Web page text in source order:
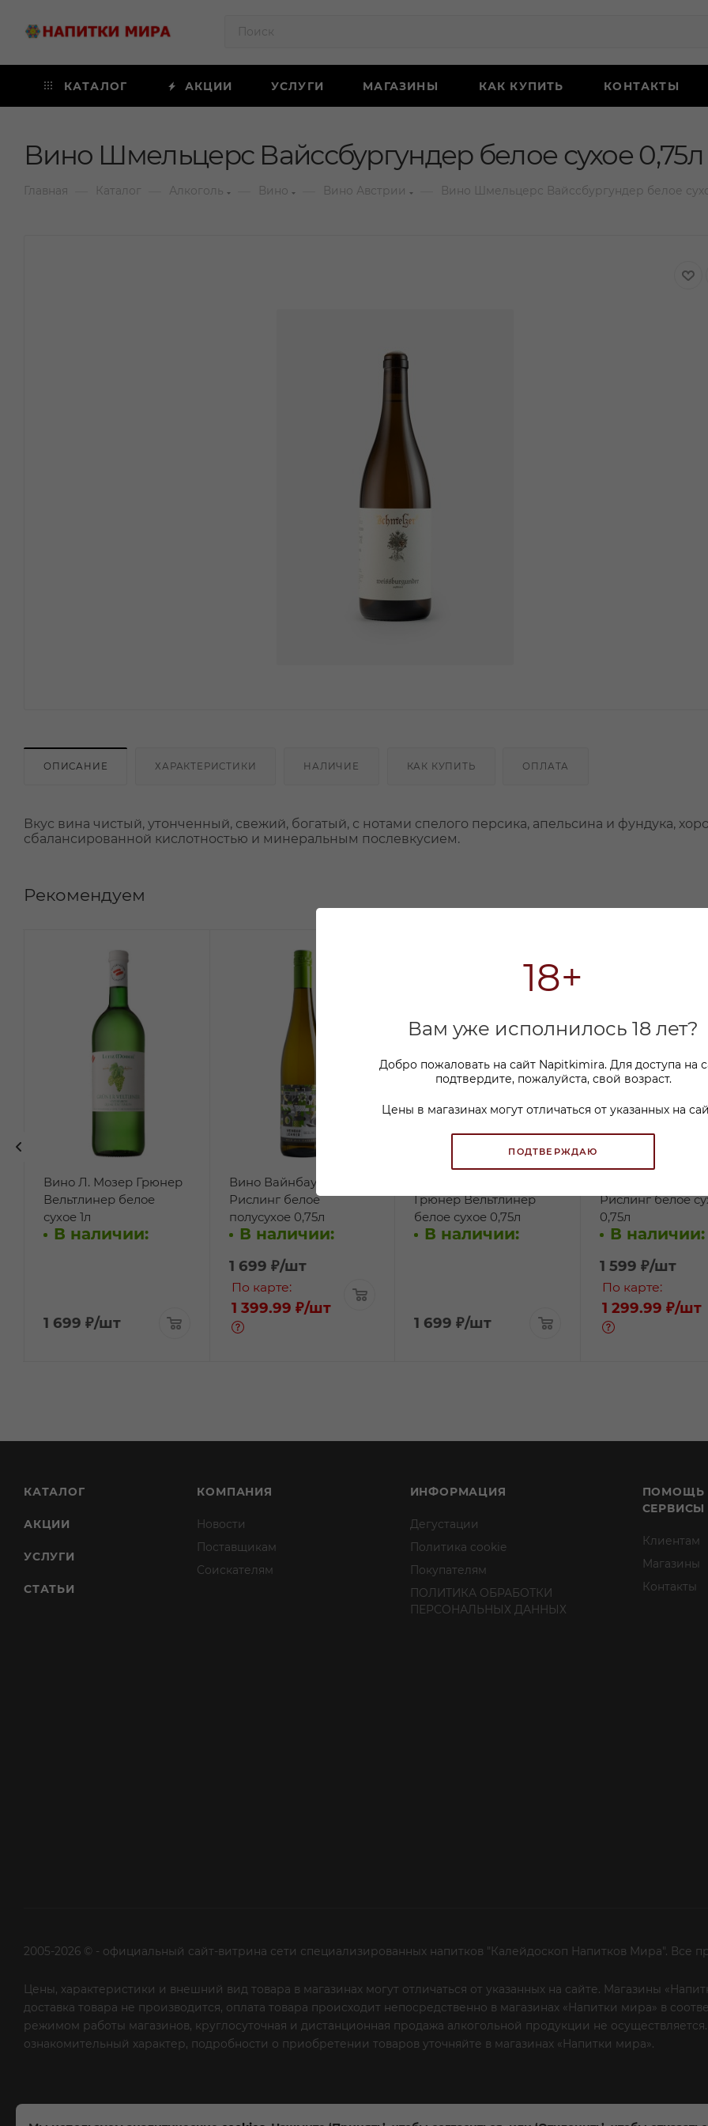
18+
Вам уже исполнилось 18 лет?
Добро пожаловать на сайт Napitkimira. Для доступа на
подтвердите, пожалуйста, свой возраст.
Цены в магазинах могут отличаться от указанных на
ПОДТВЕРЖДАЮ
КАТАЛОГ АКЦИИ УСЛУГИ МАГАЗИНЫ КАК КУПИТЬ КОНТАКТЫ
Вино Шмельцерс Вайссбургундер белое сухое 0,75л
Главная Каталог Алкоголь Вино Вино Австрии Вино Шмельцерс Вайссбургундер белое
ОПИСАНИЕ ХАРАКТЕРИСТИКИ НАЛИЧИЕ КАК КУПИТЬ ОПЛАТА
Вкус вина чистый, утонченный, свежий, богатый, с нотами спелого персика, апельсина и фундука,
сбалансированной кислотностью и минеральным послевкусием.
Рекомендуем
Вино Л. Мозер Грюнер
Вельтлинер белое
сухое 1л
В наличии:
1 699 ₽/шт
Вино Вайнбау Ленер
Рислинг белое
полусухое 0,75л
В наличии:
1 699 ₽/шт
По карте:
1 399.99 ₽/шт
Грюнер Вельтлинер
белое сухое 0,75л
В наличии:
1 699 ₽/шт
Рислинг белое
0,75л
В наличии:
1 599 ₽/шт
По карте:
1 299.99 ₽/шт
КАТАЛОГ
АКЦИИ
УСЛУГИ
СТАТЬИ
КОМПАНИЯ
Новости
Поставщикам
Соискателям
ИНФОРМАЦИЯ
Дегустации
Политика cookie
Покупателям
ПОЛИТИКА ОБРАБОТКИ
ПЕРСОНАЛЬНЫХ ДАННЫХ
ПОМОЩЬ
СЕРВИСЫ
Клиентам
Магазины
Контакты
2005-2026 © - официальный сайт-витрина сети специализированных напитков "Калейдоскоп Напитков Мира". Все
Цены, характеристики и внешний вид товара в магазинах могут отличаться от указанных на сайте. Магазины
доставка товара не производится, оплата товара происходит непосредственно в магазинах «Напитки мира» в
режимом работы магазинов, круглосуточная и дистанционная продажа алкогольной продукции не
ознакомительный характер, подробности о приобретении товаров уточняйте в магазинах «Напитки мира».